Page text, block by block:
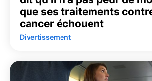
que ses traitements
cancer échouent
Divertissement